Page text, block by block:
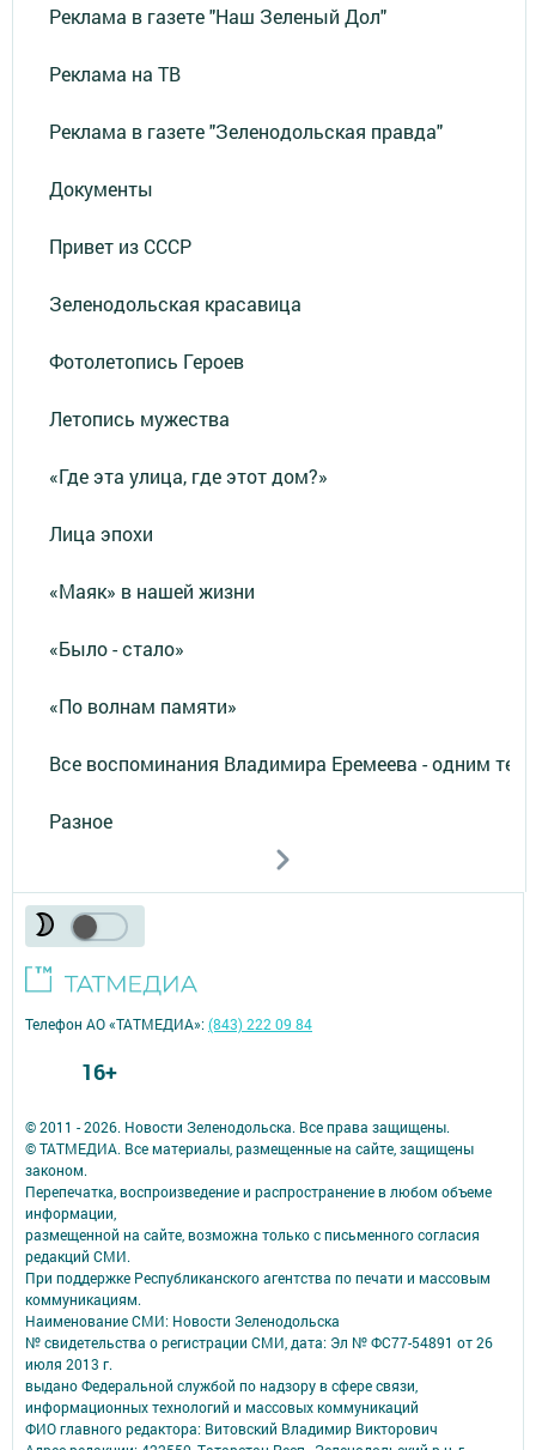
Реклама в газете "Наш Зеленый Дол"
Реклама на ТВ
Реклама в газете "Зеленодольская правда"
Документы
Привет из СССР
Зеленодольская красавица
Фотолетопись Героев
Летопись мужества
«Где эта улица, где этот дом?»
Лица эпохи
«Маяк» в нашей жизни
«Было - стало»
«По волнам памяти»
Все воспоминания Владимира Еремеева - одним
Разное
© 2011 - 2026. Новости Зеленодольска. Все права защищены.
© ТАТМЕДИА. Все материалы, размещенные на сайте, защищены
законом.
Перепечатка, воспроизведение и распространение в любом объеме
информации,
размещенной на сайте, возможна только с письменного согласия
редакций СМИ.
При поддержке Республиканского агентства по печати и массовым
коммуникациям.
Наименование СМИ: Новости Зеленодольска
№ свидетельства о регистрации СМИ, дата: Эл № ФС77-54891 от 26
июля 2013 г.
выдано Федеральной службой по надзору в сфере связи,
информационных технологий и массовых коммуникаций
ФИО главного редактора: Витовский Владимир Викторович
Телефон АО «ТАТМЕДИА»:(843) 222 09 84
16+